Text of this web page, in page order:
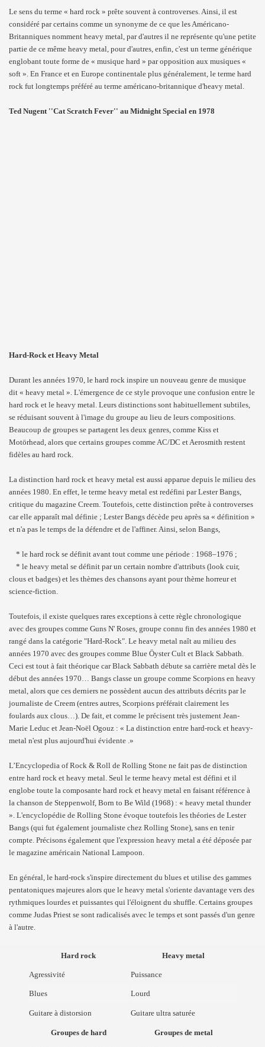
Le sens du terme « hard rock » prête souvent à controverses. Ainsi, il est
considéré par certains comme un synonyme de ce que les Américano-
Britanniques nomment heavy metal, par d'autres il ne représente qu'une petite
partie de ce même heavy metal, pour d'autres, enfin, c'est un terme générique
englobant toute forme de « musique hard » par opposition aux musiques «
soft ». En France et en Europe continentale plus généralement, le terme hard
rock fut longtemps préféré au terme américano-britannique d'heavy metal.
Ted Nugent ''Cat Scratch Fever'' au Midnight Special en 1978
Hard-Rock et Heavy Metal
Durant les années 1970, le hard rock inspire un nouveau genre de musique
dit « heavy metal ». L'émergence de ce style provoque une confusion entre le
hard rock et le heavy metal. Leurs distinctions sont habituellement subtiles,
se réduisant souvent à l'image du groupe au lieu de leurs compositions.
Beaucoup de groupes se partagent les deux genres, comme Kiss et
Motörhead, alors que certains groupes comme AC/DC et Aerosmith restent
fidèles au hard rock.
La distinction hard rock et heavy metal est aussi apparue depuis le milieu des
années 1980. En effet, le terme heavy metal est redéfini par Lester Bangs,
critique du magazine Creem. Toutefois, cette distinction prête à controverses
car elle apparaît mal définie ; Lester Bangs décède peu après sa « définition »
et n'a pas le temps de la défendre et de l'affiner. Ainsi, selon Bangs,
* le hard rock se définit avant tout comme une période : 1968–1976 ;
* le heavy metal se définit par un certain nombre d'attributs (look cuir,
clous et badges) et les thèmes des chansons ayant pour thème horreur et
science-fiction.
Toutefois, il existe quelques rares exceptions à cette règle chronologique
avec des groupes comme Guns N' Roses, groupe connu fin des années 1980 et
rangé dans la catégorie "Hard-Rock". Le heavy metal naît au milieu des
années 1970 avec des groupes comme Blue Öyster Cult et Black Sabbath.
Ceci est tout à fait théorique car Black Sabbath débute sa carrière metal dès le
début des années 1970… Bangs classe un groupe comme Scorpions en heavy
metal, alors que ces derniers ne possèdent aucun des attributs décrits par le
journaliste de Creem (entres autres, Scorpions préférait clairement les
foulards aux clous…). De fait, et comme le précisent très justement Jean-
Marie Leduc et Jean-Noël Ogouz : « La distinction entre hard-rock et heavy-
metal n'est plus aujourd'hui évidente .»
L’Encyclopedia of Rock & Roll de Rolling Stone ne fait pas de distinction
entre hard rock et heavy metal. Seul le terme heavy metal est défini et il
englobe toute la composante hard rock et heavy metal en faisant référence à
la chanson de Steppenwolf, Born to Be Wild (1968) : « heavy metal thunder
». L'encyclopédie de Rolling Stone évoque toutefois les théories de Lester
Bangs (qui fut également journaliste chez Rolling Stone), sans en tenir
compte. Précisons également que l'expression heavy metal a été déposée par
le magazine américain National Lampoon.
En général, le hard-rock s'inspire directement du blues et utilise des gammes
pentatoniques majeures alors que le heavy metal s'oriente davantage vers des
rythmiques lourdes et puissantes qui l'éloignent du shuffle. Certains groupes
comme Judas Priest se sont radicalisés avec le temps et sont passés d'un genre
à l'autre.
Hard rock Heavy metal
Agressivité Puissance
Blues Lourd
Guitare à distorsion Guitare ultra saturée
Groupes de hard Groupes de metal